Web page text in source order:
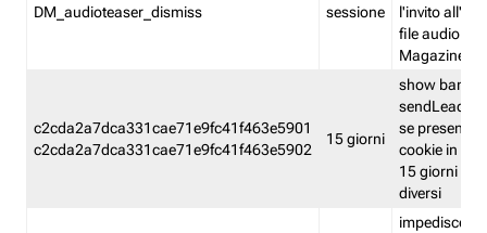
DM_audioteaser_dismiss sessione
l'invito
file audio del
Magazine
c2cda2a7dca331cae71e9fc41f463e5901
c2cda2a7dca331cae71e9fc41f463e5902
15 giorni
show banner
sendLead
se presenti
cookie in un
15 giorni e
diversi
impedisce